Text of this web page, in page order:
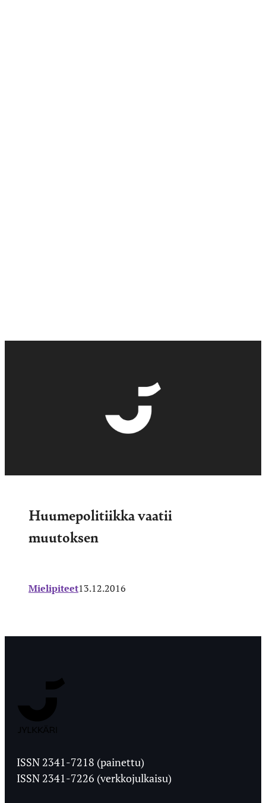
Huumepolitiikka vaatii
muutoksen
Mielipiteet13.12.2016
Ylioppilaslehti
ISSN 2341-7218 (painettu)
ISSN 2341-7226 (verkkojulkaisu)